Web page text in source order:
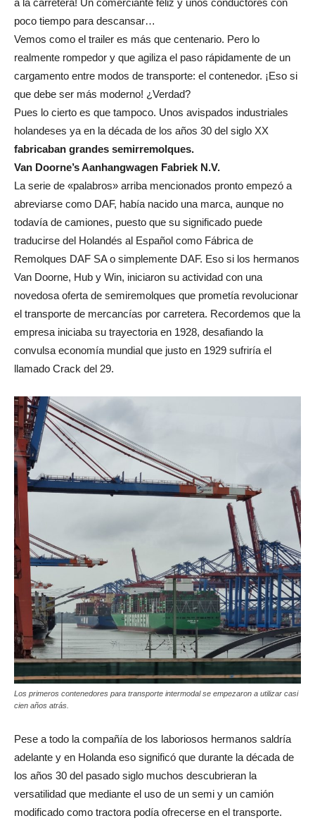
a la carretera! Un comerciante feliz y unos conductores con
poco tiempo para descansar…
Vemos como el trailer es más que centenario. Pero lo
realmente rompedor y que agiliza el paso rápidamente de un
cargamento entre modos de transporte: el contenedor. ¡Eso si
que debe ser más moderno! ¿Verdad?
Pues lo cierto es que tampoco. Unos avispados industriales
holandeses ya en la década de los años 30 del siglo XX
fabricaban grandes semirremolques.
Van Doorne’s Aanhangwagen Fabriek N.V.
La serie de «palabros» arriba mencionados pronto empezó a
abreviarse como DAF, había nacido una marca, aunque no
todavía de camiones, puesto que su significado puede
traducirse del Holandés al Español como Fábrica de
Remolques DAF SA o simplemente DAF. Eso si los hermanos
Van Doorne, Hub y Win, iniciaron su actividad con una
novedosa oferta de semiremolques que prometía revolucionar
el transporte de mercancías por carretera. Recordemos que la
empresa iniciaba su trayectoria en 1928, desafiando la
convulsa economía mundial que justo en 1929 sufriría el
llamado Crack del 29.
Los primeros contenedores para transporte intermodal se empezaron a utilizar casi
cien años atrás.
Pese a todo la compañía de los laboriosos hermanos saldría
adelante y en Holanda eso significó que durante la década de
los años 30 del pasado siglo muchos descubrieran la
versatilidad que mediante el uso de un semi y un camión
modificado como tractora podía ofrecerse en el transporte.